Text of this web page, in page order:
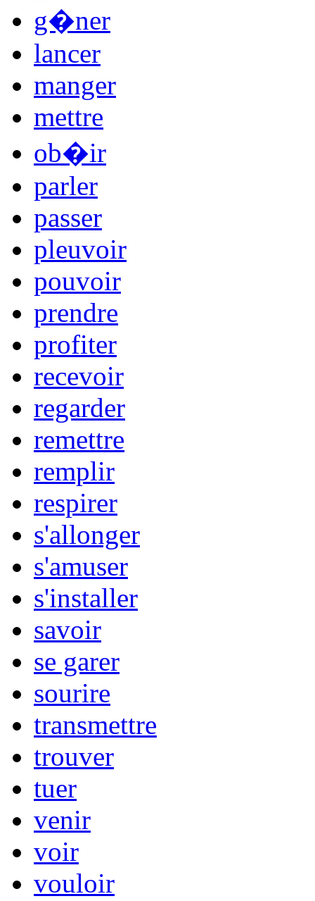
g�ner
lancer
manger
mettre
ob�ir
parler
passer
pleuvoir
pouvoir
prendre
profiter
recevoir
regarder
remettre
remplir
respirer
s'allonger
s'amuser
s'installer
savoir
se garer
sourire
transmettre
trouver
tuer
venir
voir
vouloir